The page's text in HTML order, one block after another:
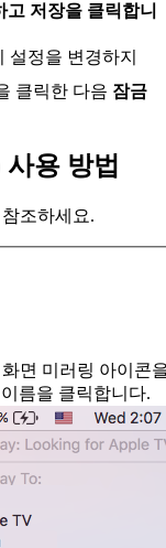
저장을 클릭합니
설정을 변경하지
클릭한 다음 잠금
용 방법
참조하세요.
면 미러링 아이콘
름을 클릭합니다.